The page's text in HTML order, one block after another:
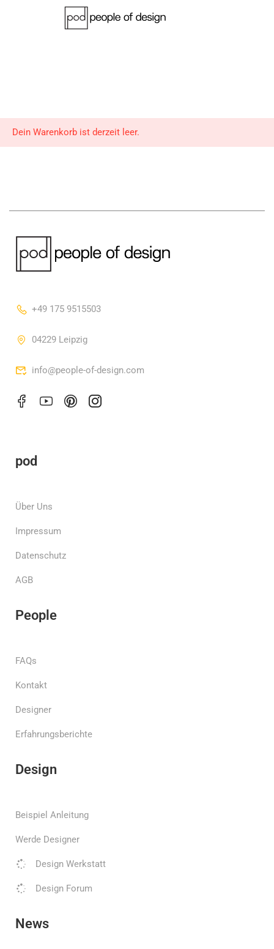
Dein Warenkorb ist derzeit leer.
+49 175 9515503
04229 Leipzig
info@people-of-design.com
pod
Über Uns
Impressum
Datenschutz
AGB
People
FAQs
Kontakt
Designer
Erfahrungsberichte
Design
Beispiel Anleitung
Werde Designer
Design Werkstatt
Design Forum
News